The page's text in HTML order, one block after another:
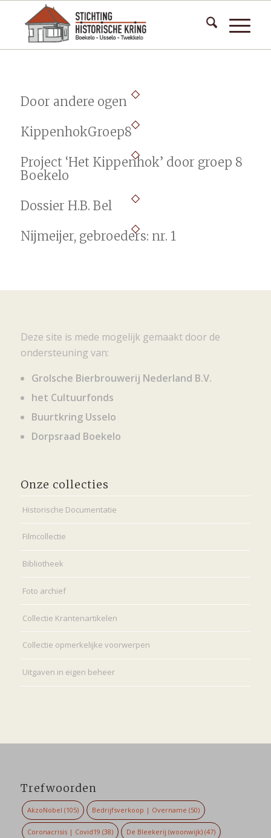
Door andere ogen
KippenhokGroep8
Project ‘Het Kippenhok’ door groep 8
Boekelo
Dossier H.B. Bel
Nijmeijer, gebroeders: nr. 1
Deze site is mede mogelijk gemaakt door de
ondersteuning van:
Grolsche Bierbrouwerij Nederland B.V.
het Cultuurfonds
Buurtkring Usselo
Dorpsraad Boekelo
Onze collecties
Historische Documentatie
Filmcollectie
Bibliotheek
Foto archief
Collectie Krantenartikelen
Collectie opmerkelijke voorwerpen
Uitgaven in eigen beheer
Trefwoorden
AkzoNobel (105) Bedrijfsverkoop | Overname (50)
Coronacrisis | Covid19 (38) De Bleekerij (woonwijk) (47)